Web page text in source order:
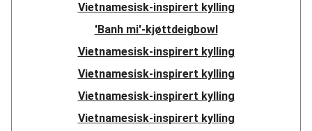
Vietnamesisk-inspirert kylling
'Banh mi'-kjøttdeigbowl
Vietnamesisk-inspirert kylling
Vietnamesisk-inspirert kylling
Vietnamesisk-inspirert kylling
Vietnamesisk-inspirert kylling